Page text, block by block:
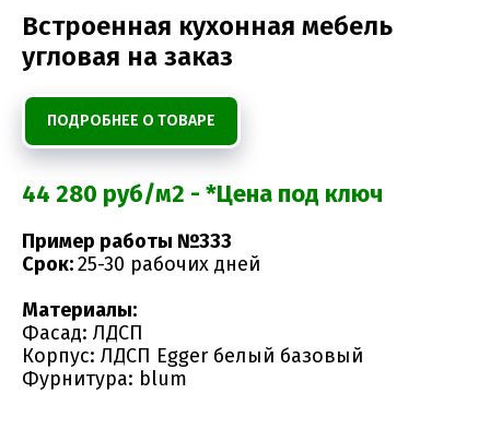
Встроенная кухонная мебель
угловая на заказ
ПОДРОБНЕЕ О ТОВАРЕ
44 280 руб/м2 - *Цена под ключ
Пример работы №333
Срок:25-30 рабочих дней
Материалы:
Фасад: ЛДСП
Корпус: ЛДСП Egger белый базовый
Фурнитура: blum